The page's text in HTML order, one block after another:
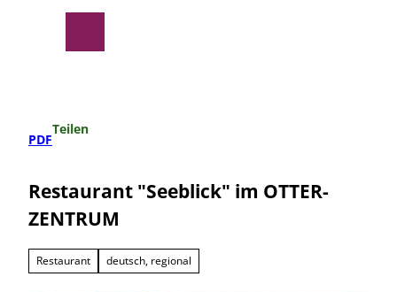
PDF
Teilen
Restaurant "Seeblick" im OTTER-
ZENTRUM
Restaurant deutsch, regional